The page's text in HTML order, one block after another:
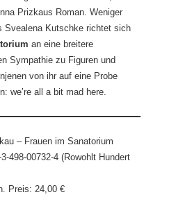
Prizkaus Roman. Weniger
Svealena Kutschke richtet sich
an eine breitere
Sympathie zu Figuren und
von ihr auf eine Probe
we’re all a bit mad here.
– Frauen im Sanatorium
3-498-00732-4 (Rowohlt Hundert
Preis: 24,00 €